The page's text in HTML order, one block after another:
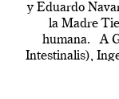
y Eduardo
la Madre
humana. A
Intestinalis),